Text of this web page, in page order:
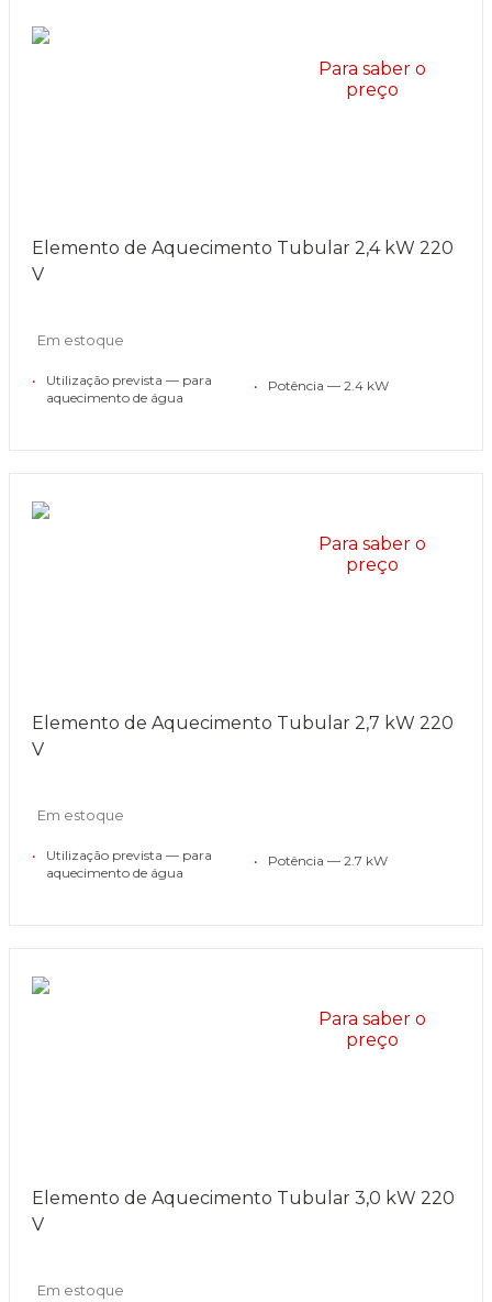
Para saber o
preço
Elemento de Aquecimento Tubular 2,4 kW 220
V
Em estoque
•
Utilização prevista — para
aquecimento de água
• Potência — 2.4 kW
Para saber o
preço
Elemento de Aquecimento Tubular 2,7 kW 220
V
Em estoque
•
Utilização prevista — para
aquecimento de água
• Potência — 2.7 kW
Para saber o
preço
Elemento de Aquecimento Tubular 3,0 kW 220
V
Em estoque